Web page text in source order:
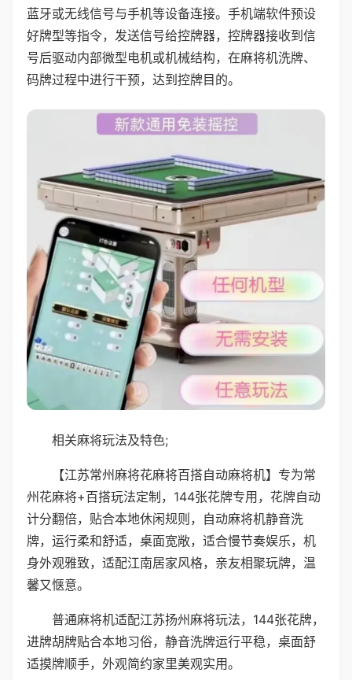
蓝牙或无线信号与手机等设备连接。手机端软件预设
好牌型等指令，发送信号给控牌器，控牌器接收到信
号后驱动内部微型电机或机械结构，在麻将机洗牌、
码牌过程中进行干预，达到控牌目的。
相关麻将玩法及特色;
【江苏常州麻将花麻将百搭自动麻将机】专为常
州花麻将+百搭玩法定制，144张花牌专用，花牌自动
计分翻倍，贴合本地休闲规则，自动麻将机静音洗
牌，运行柔和舒适，桌面宽敞，适合慢节奏娱乐，机
身外观雅致，适配江南居家风格，亲友相聚玩牌，温
馨又惬意。
普通麻将机适配江苏扬州麻将玩法，144张花牌，
进牌胡牌贴合本地习俗，静音洗牌运行平稳，桌面舒
适摸牌顺手，外观简约家里美观实用。